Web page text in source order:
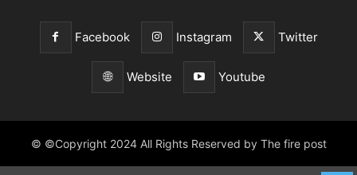
Facebook Instagram Twitter
Website Youtube
© ©Copyright 2024 All Rights Reserved by The fire post